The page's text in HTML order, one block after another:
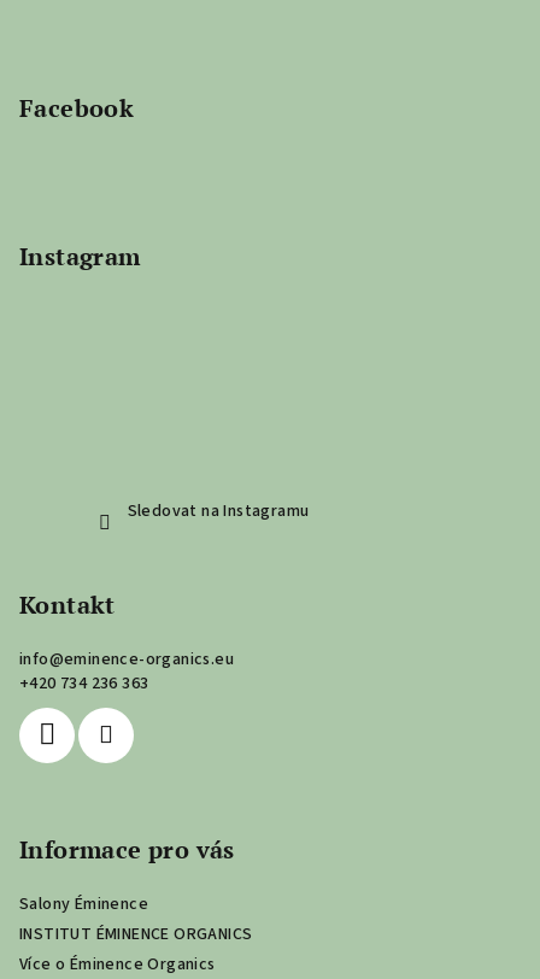
Facebook
Instagram
Sledovat na Instagramu
Kontakt
info@eminence-organics.eu
+420 734 236 363
Informace pro vás
Salony Éminence
INSTITUT ÉMINENCE ORGANICS
Více o Éminence Organics